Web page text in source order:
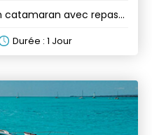
catamaran avec repas
Durée : 1 Jour